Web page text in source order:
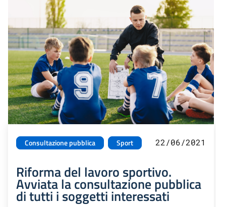
Consultazione pubblica Sport 22/06/2021
Riforma del lavoro sportivo.
Avviata la consultazione pubblica
di tutti i soggetti interessati